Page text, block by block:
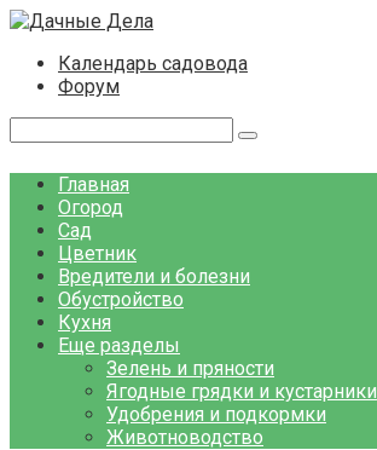
Перейти
контентуКалендарь садовода
Форум
Главная
Огород
Сад
Цветник
Вредители и болезни
Обустройство
Кухня
Еще разделы
Зелень и пряности
Ягодные грядки и кустарники
Удобрения и подкормки
Животноводство